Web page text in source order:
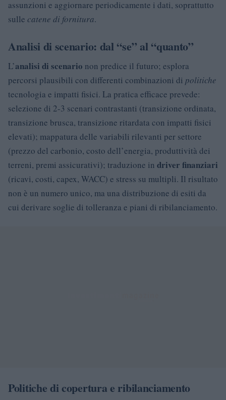
assunzioni e aggiornare periodicamente i dati, soprattutto
sulle catene di fornitura.
Analisi di scenario: dal “se” al “quanto”
L’analisi di scenario non predice il futuro; esplora
percorsi plausibili con differenti combinazioni di politiche
tecnologia e impatti fisici. La pratica efficace prevede:
selezione di 2-3 scenari contrastanti (transizione ordinata,
transizione brusca, transizione ritardata con impatti fisici
elevati); mappatura delle variabili rilevanti per settore
(prezzo del carbonio, costo dell’energia, produttività dei
terreni, premi assicurativi); traduzione in driver finanziari
(ricavi, costi, capex, WACC) e stress su multipli. Il risultato
non è un numero unico, ma una distribuzione di esiti da
cui derivare soglie di tolleranza e piani di ribilanciamento.
Politiche di copertura e ribilanciamento